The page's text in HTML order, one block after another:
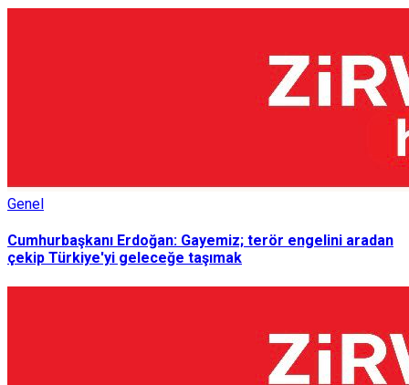
Genel
Cumhurbaşkanı Erdoğan: Gayemiz; terör engelini aradan
çekip Türkiye'yi geleceğe taşımak